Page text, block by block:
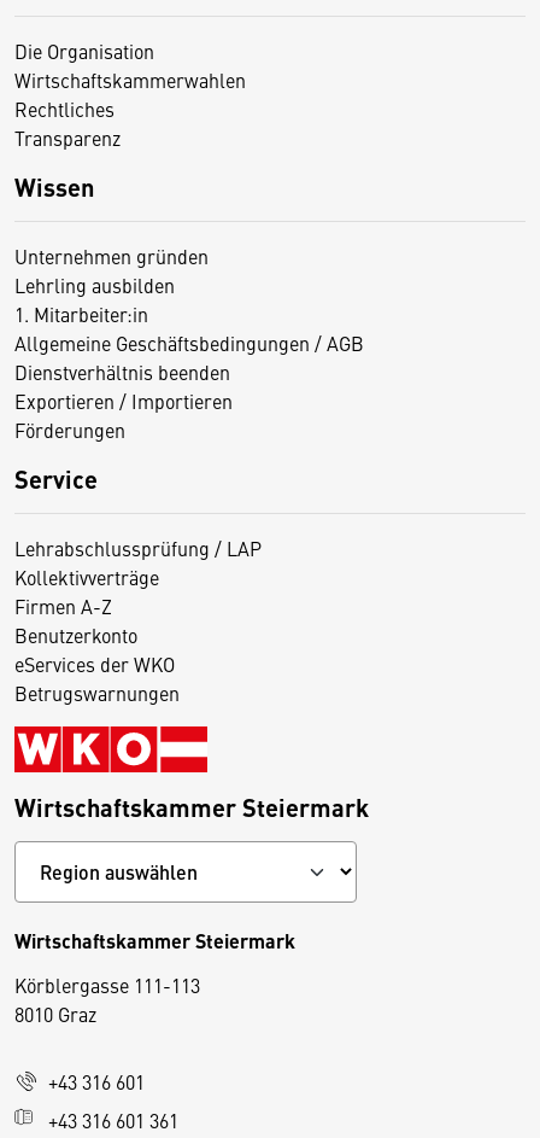
Die Organisation
Wirtschaftskammerwahlen
Rechtliches
Transparenz
Wissen
Unternehmen gründen
Lehrling ausbilden
1. Mitarbeiter:in
Allgemeine Geschäftsbedingungen / AGB
Dienstverhältnis beenden
Exportieren / Importieren
Förderungen
Service
Lehrabschlussprüfung / LAP
Kollektivverträge
Firmen A-Z
Benutzerkonto
eServices der WKO
Betrugswarnungen
Wirtschaftskammer Steiermark
Wirtschaftskammer Steiermark
Körblergasse 111-113
8010 Graz
+43 316 601
+43 316 601 361
D
i
s
e